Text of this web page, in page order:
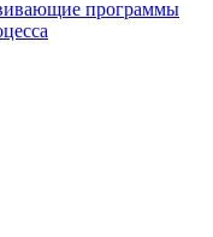
программы